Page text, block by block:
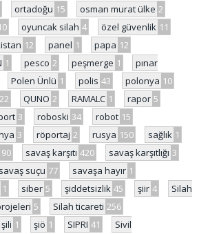
ortadoğu 15 osman murat ülke 2
oyuncak silah 4 özel güvenlik 11
12 panel 1 papa 12
1 pesco 2 peşmerge 1
pınar
Polen Ünlü 1 polis 43 polonya 10
22 QUNO 2 RAMALC 1 rapor 5
3 roboski 34 robot 15
3 röportaj 2 rusya 150 sağlık 1
savaş karşıtı 420 savaş karşıtlığı 3
savaş suçu 77 savaşa hayır 1
1 siber 5 şiddetsizlik 45 şiir 4
Silah
5 Silah ticareti 256
şili 1 şiö 1 SIPRI 41
Sivil